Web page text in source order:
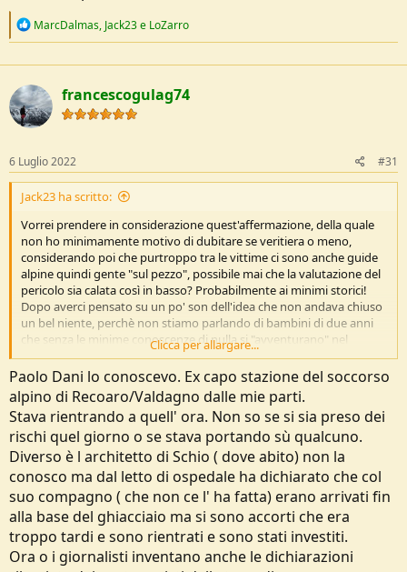
Qui sulla stessa il percorso seguito dal distacco e le costruzioni di cui
vi parlavo:
qui vedete le isoipse:
Vedi l'allegato 237424
e sovraimpressi il distacco e la traiettoria seguita dalla massa: è una
traiettoria obbligata, che viene incanalata sul pendio a lato delle
strutture, che restano lontane almeno 400 metri ed in posizione più
Vedi l'allegato 237425
Qui vedete fotogrammi del distacco:
Vedi l'allegato 237426
Tutto questo ad onore della verità.
Poi sulla base di emozioni e sensazionalismo si possono fare altri
discorsi, anche poco realistici.
R
c
t
i
o
n
MarcDalmas, Jack23e LoZarro
francescogulag74
6 Luglio 2022 #31
Jack23 ha scritto:
Vorrei prendere in considerazione quest'affermazione, della quale
non ho minimamente motivo di dubitare se veritiera o meno,
considerando poi che purtroppo tra le vittime ci sono anche guide
alpine quindi gente "sul pezzo", possibile mai che la valutazione del
pericolo sia calata così in basso? Probabilmente ai minimi storici!
Dopo averci pensato su un po' son dell'idea che non andava chiuso
un bel niente, perchè non stiamo parlando di bambini di due anni
che senza le minime conoscenze di nulla si "avventurano" nel
attraversare una strada, stiamo discutendo di un ambiente alpino,
di difficoltà ben definita con criticità più che conosciute, senza
contare, come già avete detto, tutta la tecnologia che ci viene
incontro nel tenerci informati su tutto.
...e non c'è altro da aggiungere!!!
Clicca per allargare...
Paolo Dani lo conoscevo. Ex capo stazione del soccorso
alpino di Recoaro/Valdagno dalle mie parti.
Stava rientrando a quell' ora. Non so se si sia preso dei
rischi quel giorno o se stava portando sù qualcuno.
Diverso è l architetto di Schio ( dove abito) non la
conosco ma dal letto di ospedale ha dichiarato che col
suo compagno ( che non ce l' ha fatta) erano arrivati fin
alla base del ghiacciaio ma si sono accorti che era
troppo tardi e sono rientrati e sono stati investiti.
Ora o i giornalisti inventano anche le dichiarazioni